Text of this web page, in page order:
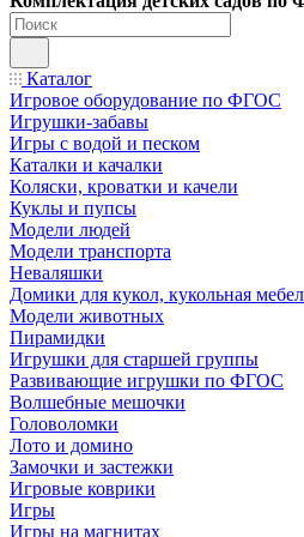
Каталог
Игровое оборудование по ФГОС
Игрушки-забавы
Игры с водой и песком
Каталки и качалки
Коляски, кроватки и качели
Куклы и пупсы
Модели людей
Модели транспорта
Неваляшки
Домики для кукол, кукольная
Модели животных
Пирамидки
Игрушки для старшей группы
Развивающие игрушки по ФГОС
Волшебные мешочки
Головоломки
Лото и домино
Замочки и застежки
Игровые коврики
Игры
Игры на магнитах